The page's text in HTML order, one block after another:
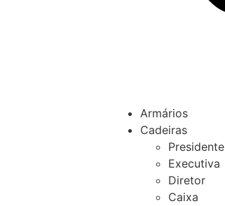
Armários
Cadeiras
Presidente
Executiva
Diretor
Caixa